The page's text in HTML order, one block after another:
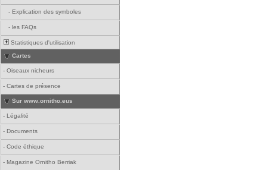
- Explication des symboles
- les FAQs
Statistiques d'utilisation
Cartes
- Oiseaux nicheurs
- Cartes de présence
Sur www.ornitho.eus
- Légalité
- Documents
- Code éthique
- Magazine Ornitho Berriak